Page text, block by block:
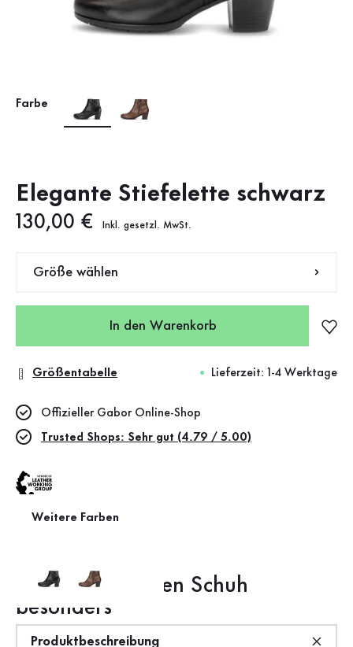
Farbe
Elegante Stiefelette schwarz
Neuer Preis
130,00 € Inkl. gesetzl. MwSt.
Größe wählen
In den Warenkorb
Größentabelle Lieferzeit: 1-4 Werktage
Weitere Farben
Offizieller Gabor Online-Shop
Trusted Shops: Sehr gut (4.79 / 5.00)
Leather Working Group
Das macht diesen Schuh
besonders
Produktbeschreibung